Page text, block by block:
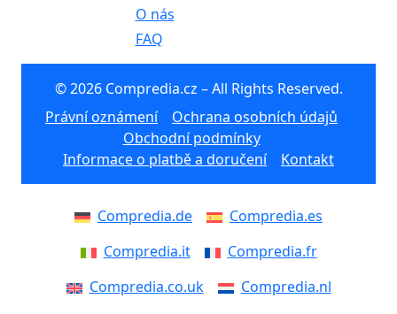
O nás
FAQ
© 2026 Compredia.cz – All Rights Reserved.
Právní oznámení
Ochrana osobních údajů
Obchodní podmínky
Informace o platbě a doručení
Kontakt
Compredia.de
Compredia.es
Compredia.it
Compredia.fr
Compredia.co.uk
Compredia.nl